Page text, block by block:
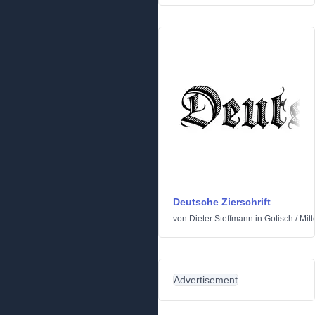
Deutsche Zierschrift
von Dieter Steffmann in Gotisch /
Advertisement